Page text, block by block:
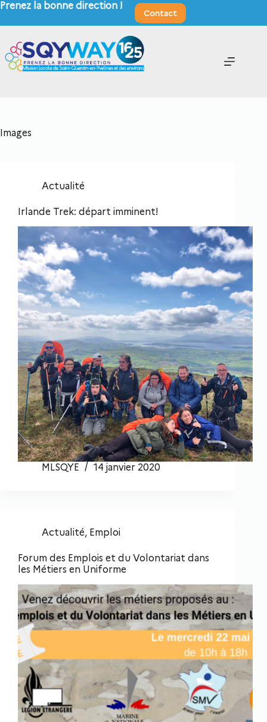
Prenez la bonne direction !
Contact
Images
Actualité
Irlande Trek: départ imminent!
MLSQYE 14 janvier 2020
Actualité, Emploi
Forum des Emplois et du Volontariat dans
les Métiers en Uniforme